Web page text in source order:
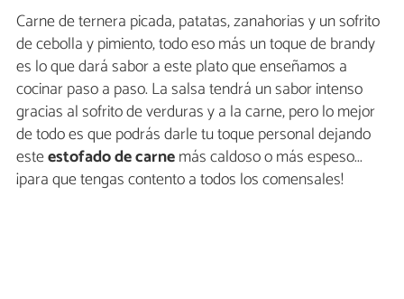
Carne de ternera picada, patatas, zanahorias y un sofrito
de cebolla y pimiento, todo eso más un toque de brandy
es lo que dará sabor a este plato que enseñamos a
cocinar paso a paso. La salsa tendrá un sabor intenso
gracias al sofrito de verduras y a la carne, pero lo mejor
de todo es que podrás darle tu toque personal dejando
esteestofado de carnemás caldoso o más espeso...
¡para que tengas contento a todos los comensales!